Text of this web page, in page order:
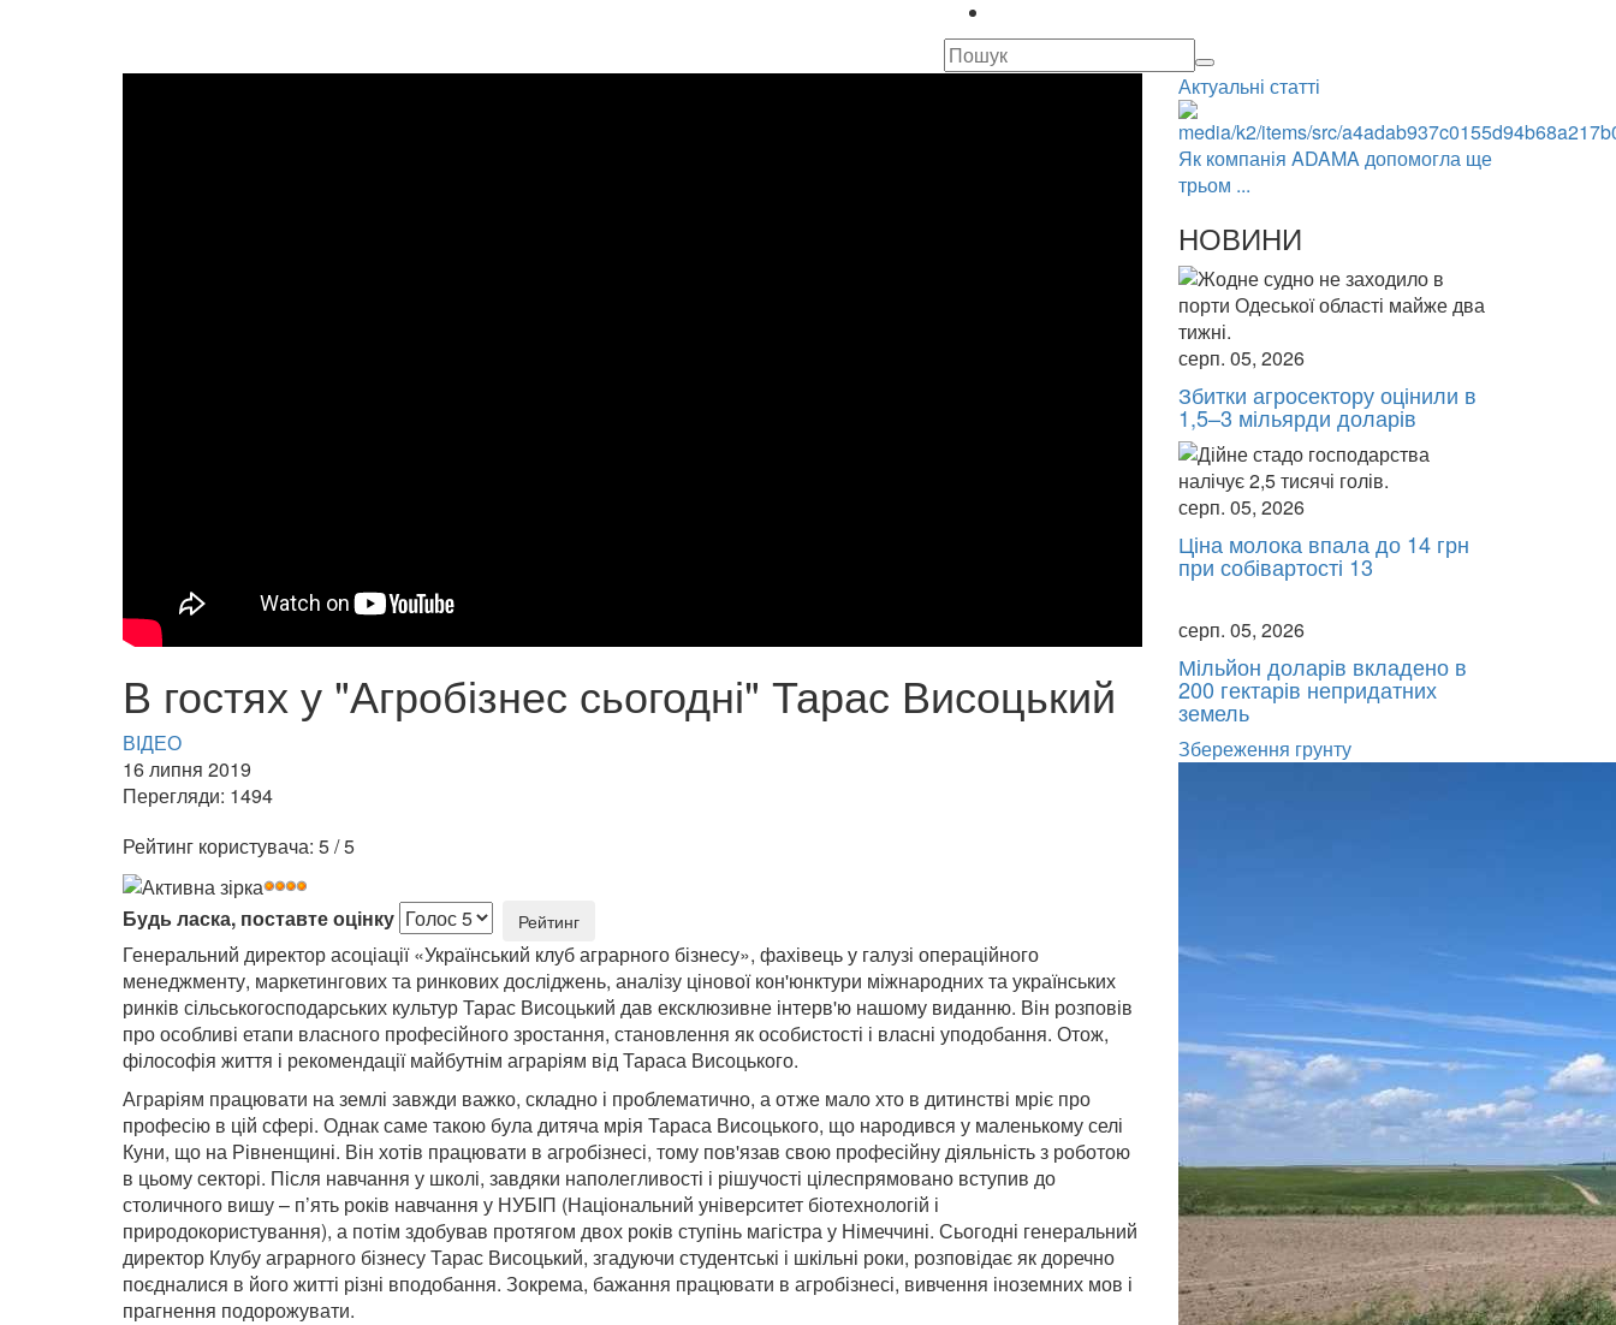
В гостях у "Агробізнес сьогодні" Тарас Висоцький
ВІДЕО
16 липня 2019
Перегляди: 1494
Рейтинг користувача: 5/5
Будь ласка, поставте оцінку
Генеральний директор асоціації «Український клуб аграрного бізнесу», фахівець у галузі операційного
менеджменту, маркетингових та ринкових досліджень, аналізу цінової кон'юнктури міжнародних та українських
ринків сільськогосподарських культур Тарас Висоцький дав ексклюзивне інтерв'ю нашому виданню. Він розповів
про особливі етапи власного професійного зростання, становлення як особистості і власні уподобання. Отож,
філософія життя і рекомендації майбутнім аграріям від Тараса Висоцького.
Аграріям працювати на землі завжди важко, складно і проблематично, а отже мало хто в дитинстві мріє про
професію в цій сфері. Однак саме такою була дитяча мрія Тараса Висоцького, що народився у маленькому селі
Куни, що на Рівненщині. Він хотів працювати в агробізнесі, тому пов'язав свою професійну діяльність з роботою
в цьому секторі. Після навчання у школі, завдяки наполегливості і рішучості цілеспрямовано вступив до
столичного вишу – п’ять років навчання у НУБІП (Національний університет біотехнологій і
природокористування), а потім здобував протягом двох років ступінь магістра у Німеччині. Сьогодні генеральний
директор Клубу аграрного бізнесу Тарас Висоцький, згадуючи студентські і шкільні роки, розповідає як доречно
поєдналися в його житті різні вподобання. Зокрема, бажання працювати в агробізнесі, вивчення іноземних мов і
прагнення подорожувати.
Актуальні статті
Як компанія ADAMA допомогла ще
трьом ...
НОВИНИ
серп. 05, 2026
Збитки агросектору оцінили в
1,5–3 мільярди доларів
серп. 05, 2026
Ціна молока впала до 14 грн
при собівартості 13
серп. 05, 2026
Мільйон доларів вкладено в
200 гектарів непридатних
земель
Збереження грунту